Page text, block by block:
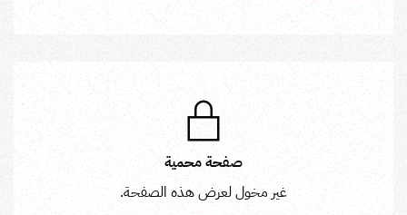
صفحة محمية
غير مخول لعرض هذه الصفحة.